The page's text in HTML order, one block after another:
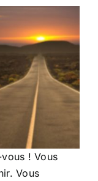
! Vous
Vous